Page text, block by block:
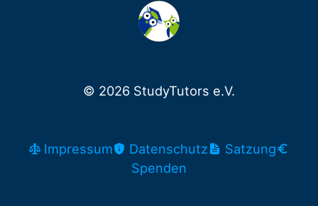
© 2026 StudyTutors e.V.
Impressum Datenschutz
Satzung
Spenden